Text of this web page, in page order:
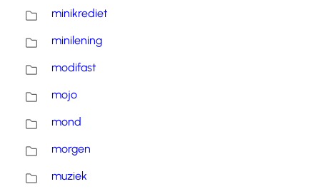
minikrediet
minilening
modifast
mojo
mond
morgen
muziek